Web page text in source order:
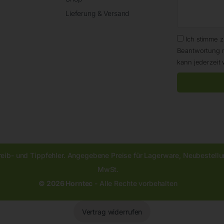
Lieferung & Versand
Ich stimme
Beantwortung
kann jederzeit
und Tippfehler. Angegebene Preise für Lagerware,
MwSt.
© 2026 Horntec - Alle Rechte vorbehalten
Vertrag widerrufen